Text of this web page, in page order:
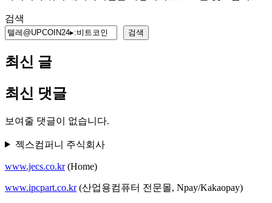
검색
검색
최신 글
최신 댓글
보여줄 댓글이 없습니다.
젝스컴퍼니 주식회사
www.jecs.co.kr(Home)
www.ipcpart.co.kr(산업용컴퓨터 전문몰, Npay/Kakaopay)